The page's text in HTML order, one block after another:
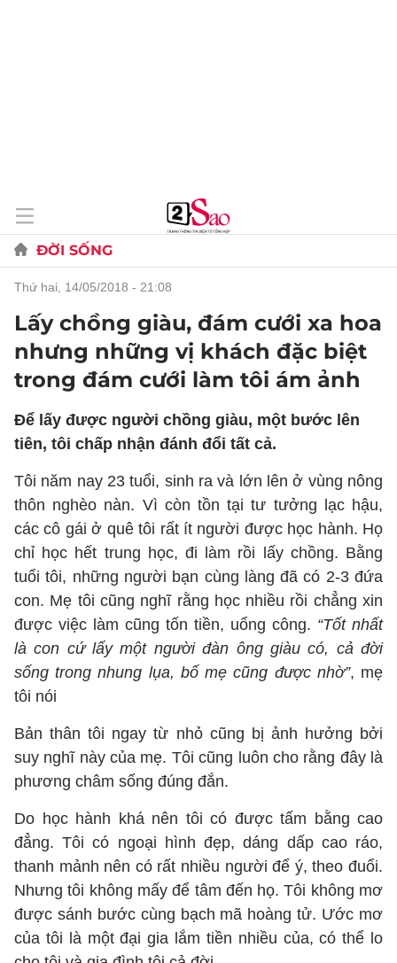
ĐỜI SỐNG
thứ hai, 14/05/2018 - 21:08
Lấy chồng giàu, đám cưới xa hoa
nhưng những vị khách đặc biệt
trong đám cưới làm tôi ám ảnh
Để lấy được người chồng giàu, một bước lên
tiên, tôi chấp nhận đánh đổi tất cả.
Tôi năm nay 23 tuổi, sinh ra và lớn lên ở vùng nông
thôn nghèo nàn. Vì còn tồn tại tư tưởng lạc hậu,
các cô gái ở quê tôi rất ít người được học hành. Họ
chỉ học hết trung học, đi làm rồi lấy chồng. Bằng
tuổi tôi, những người bạn cùng làng đã có 2-3 đứa
con. Mẹ tôi cũng nghĩ rằng học nhiều rồi chẳng xin
được việc làm cũng tốn tiền, uổng công. “Tốt nhất
là con cứ lấy một người đàn ông giàu có, cả đời
sống trong nhung lụa, bố mẹ cũng được nhờ”, mẹ
tôi nói
Bản thân tôi ngay từ nhỏ cũng bị ảnh hưởng bởi
suy nghĩ này của mẹ. Tôi cũng luôn cho rằng đây là
phương châm sống đúng đắn.
Do học hành khá nên tôi có được tấm bằng cao
đẳng. Tôi có ngoại hình đẹp, dáng dấp cao ráo,
thanh mảnh nên có rất nhiều người để ý, theo đuổi.
Nhưng tôi không mấy để tâm đến họ. Tôi không mơ
được sánh bước cùng bạch mã hoàng tử. Ước mơ
của tôi là một đại gia lắm tiền nhiều của, có thể lo